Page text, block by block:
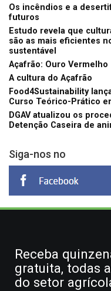
Os incêndios e a
futuros
Estudo revela que
são as mais eficientes
sustentável
Açafrão: Ouro Vermelho
A cultura do Açafrão
Food4Sustainability
Curso Teórico-Prático
DGAV atualizou os
Detenção Caseira de
Siga-nos no
Receba
gratuita, todas
do setor